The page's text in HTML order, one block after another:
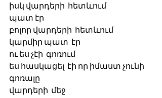
իսկ վարդերի  հետևում
պատ էր
բոլոր վարդերի  հետևում
կարմիր պատ  էր
ու ես չէի  գոռում
ես հասկացել  էի որ իմաստ չունի
գոռալը
վարդերի  մեջ